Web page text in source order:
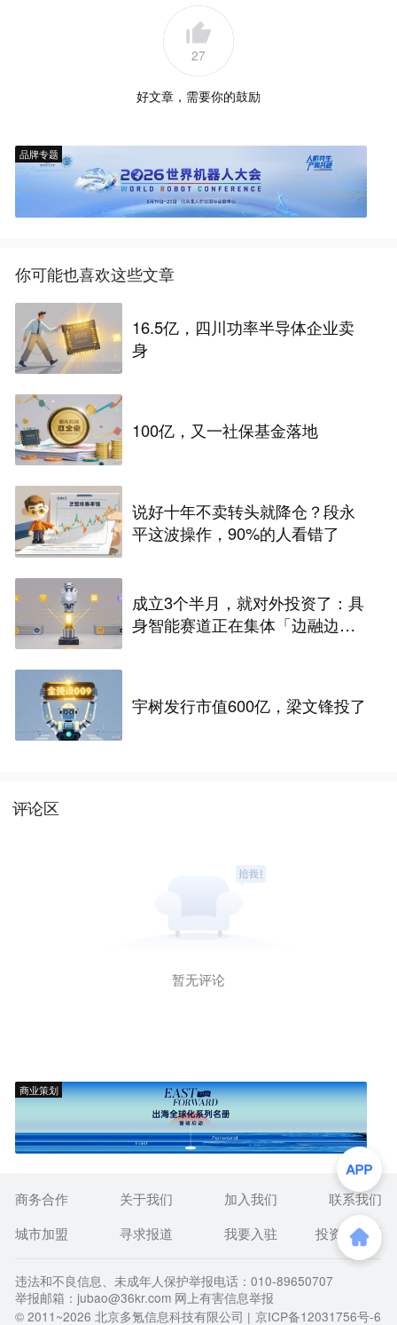
27
好文章，需要你的鼓励
品牌专题
你可能也喜欢这些文章
16.5亿，四川功率半导体企业卖
身
100亿，又一社保基金落地
说好十年不卖转头就降仓？段永
平这波操作，90%的人看错了
成立3个半月，就对外投资了：具
身智能赛道正在集体「边融边
宇树发行市值600亿，梁文锋投了
评论区
暂无评论
商业策划
商务合作 关于我们 加入我们
联系我们
城市加盟
寻求报道 我要入驻 投资者关系
违法和不良信息、未成年人保护举报电话：010-89650707
举报邮箱：jubao@36kr.com 网上有害信息举报
© 2011~2026 北京多氪信息科技有限公司 | 京ICP备12031756号-6